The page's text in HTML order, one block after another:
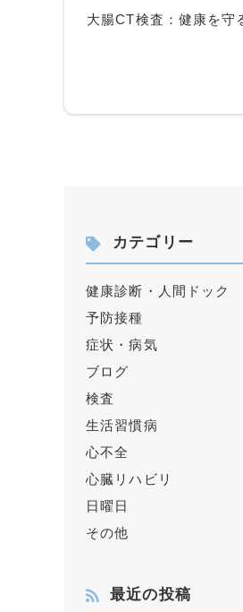
大腸CT検査：健康を
カテゴリー
健康診断・人間ドック
予防接種
症状・病気
ブログ
検査
生活習慣病
心不全
心臓リハビリ
日曜日
その他
最近の投稿